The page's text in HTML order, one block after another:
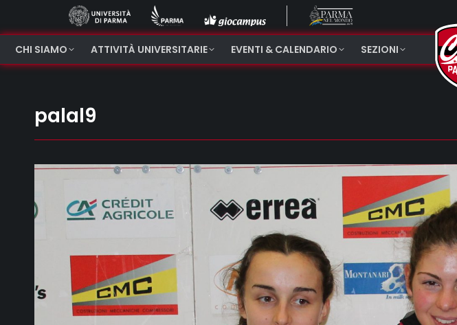
CHI SIAMO ATTIVITÀ UNIVERSITARIE EVENTI & CALENDARIO SEZIONI
palal9